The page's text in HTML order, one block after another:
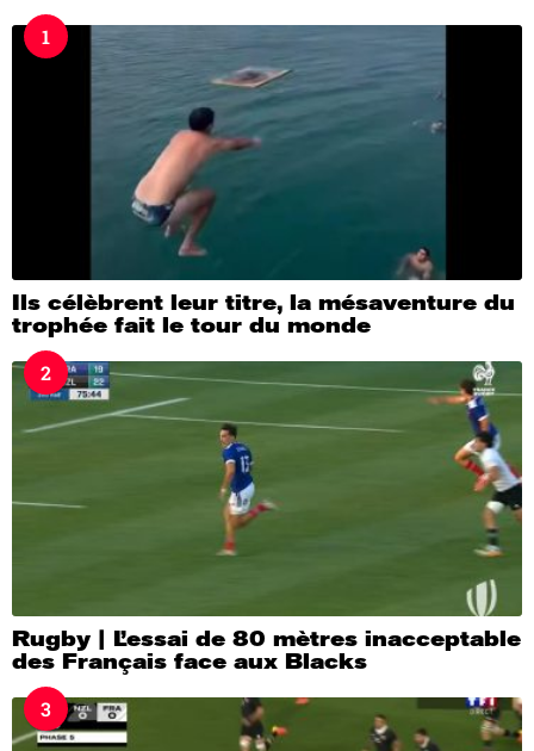
a
1
Ils célèbrent leur titre, la mésaventure du
trophée fait le tour du monde
2
Rugby | L’essai de 80 mètres inacceptable
des Français face aux Blacks
3